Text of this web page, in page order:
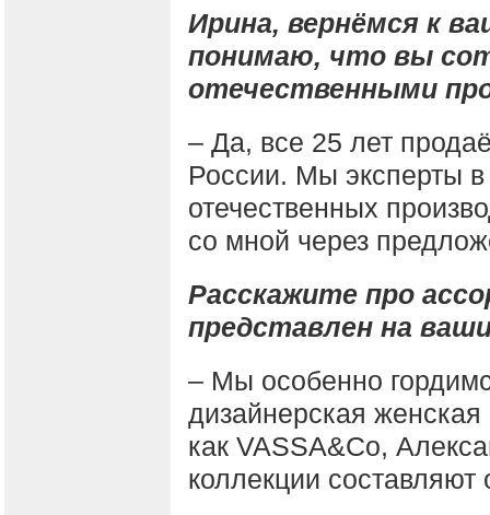
Ирина, вернёмся к
понимаю, что вы
отечественными
– Да, все 25 лет
России. Мы эксперты
отечественных
со мной через
Расскажите про
представлен на
– Мы особенно
дизайнерская
как VASSA&Co,
коллекции